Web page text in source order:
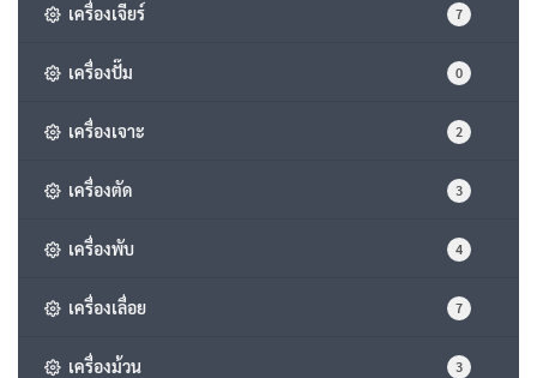
เครื่องเจียร์ 7
เครื่องปั๊ม 0
เครื่องเจาะ 2
เครื่องตัด 3
เครื่องพับ 4
เครื่องเลื่อย 7
เครื่องม้วน 3